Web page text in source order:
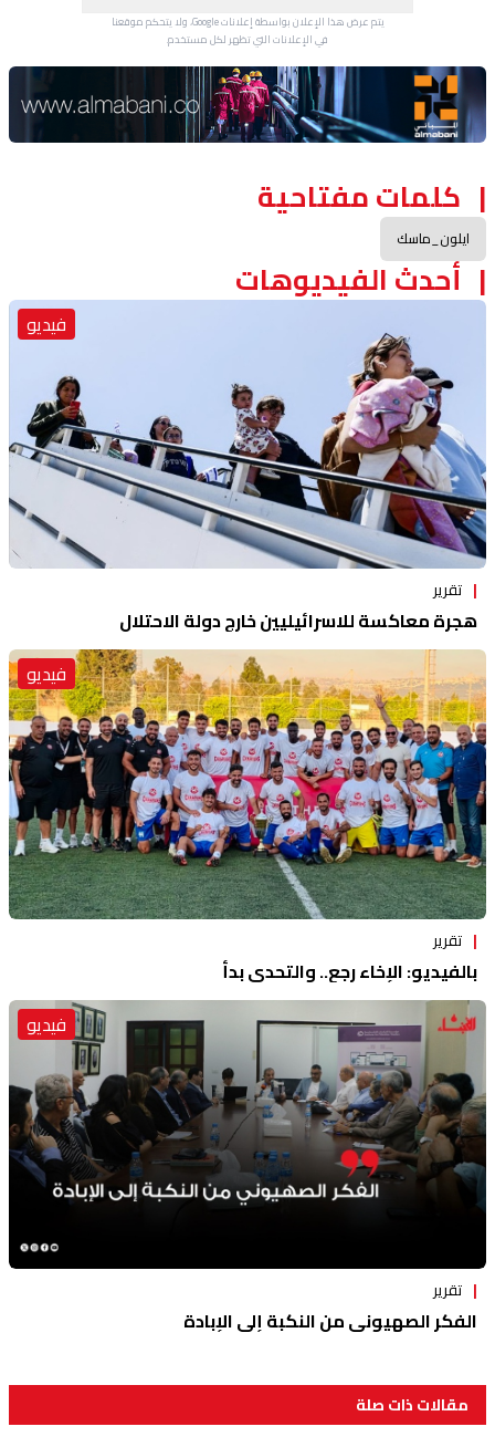
يتم عرض هذا الإعلان بواسطة إعلانات Google، ولا يتحكم موقعنا
في الإعلانات التي تظهر لكل مستخدم.
Advertisement Section
كلمات مفتاحية
ايلون_ماسك
أحدث الفيديوهات
فيديو
تقرير
هجرة معاكسة للاسرائيليين خارج دولة الاحتلال
فيديو
تقرير
بالفيديو: الإخاء رجع.. والتحدي بدأ
فيديو
تقرير
الفكر الصهيوني من النكبة إلى الإبادة
مقالات ذات صلة